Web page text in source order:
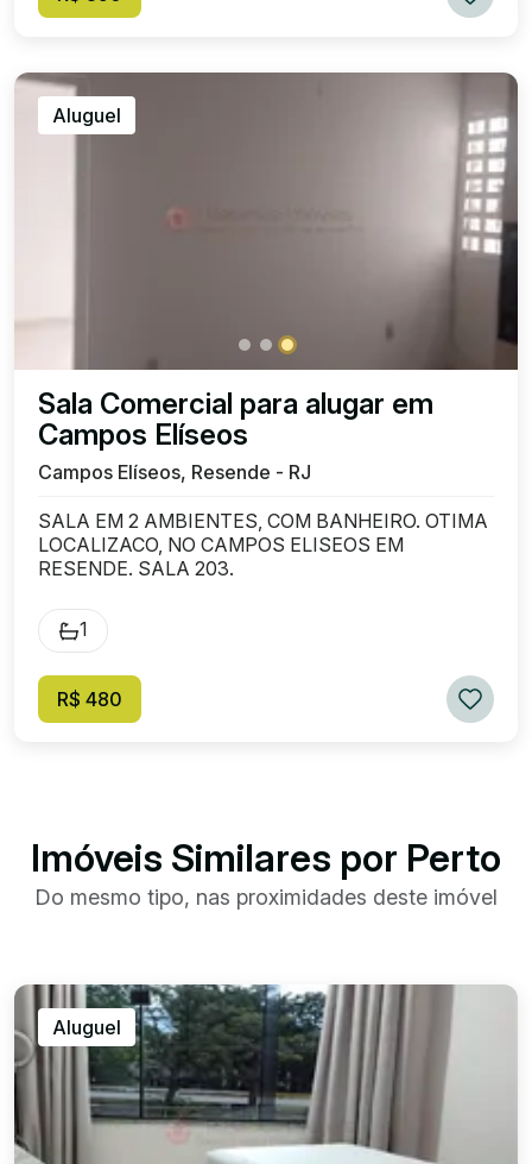
Aluguel
Sala Comercial para alugar em
Campos Elíseos
Campos Elíseos, Resende - RJ
SALA EM 2 AMBIENTES, COM BANHEIRO. OTIMA
LOCALIZACO, NO CAMPOS ELISEOS EM
RESENDE. SALA 203.
1
R$ 480
Imóveis Similares por Perto
Do mesmo tipo, nas proximidades deste imóvel
Aluguel